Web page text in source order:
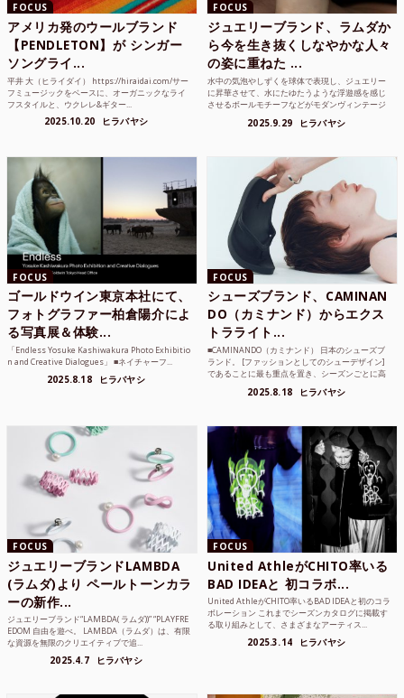
FOCUS
アメリカ発のウールブランド
【PENDLETON】が シンガー
ソングライ...
平井 大（ヒライダイ） https://hiraidai.com/サー
フミュージックをベースに、オーガニックなライ
フスタイルと、ウクレレ&ギター...
2025.10.20 ヒラバヤシ
FOCUS
ジュエリーブランド、ラムダか
ら今を生き抜くしなやかな人々
の姿に重ねた ...
水中の気泡やしずくを球体で表現し、ジュエリー
に昇華させて、水にたゆたうような浮遊感を感じ
させるボールモチーフなどがモダンヴィンテージ
2025.9.29 ヒラバヤシ
FOCUS
ゴールドウイン東京本社にて、
フォトグラファー柏倉陽介によ
る写真展＆体験...
「Endless Yosuke Kashiwakura Photo Exhibitio
n and Creative Dialogues」 ■ネイチャーフ...
2025.8.18 ヒラバヤシ
FOCUS
シューズブランド、CAMINAN
DO（カミナンド）からエクス
トラライト...
■CAMINANDO（カミナンド） 日本のシューズブ
ランド。 [ファッションとしてのシューデザイン]
であることに最も重点を置き、シーズンごとに高
2025.8.18 ヒラバヤシ
FOCUS
ジュエリーブランドLAMBDA
(ラムダ)より ペールトーンカラ
ーの新作...
ジュエリーブランド“LAMBDA( ラムダ))” “PLAYFRE
EDOM 自由を遊べ。 LAMBDA（ラムダ）は、有限
な資源を無限のクリエイティブで追...
2025.4.7 ヒラバヤシ
FOCUS
United AthleがCHITO率いる
BAD IDEAと 初コラボ...
United AthleがCHITO率いるBAD IDEAと初のコラ
ボレーション これまでシーズンカタログに掲載す
る取り組みとして、さまざまなアーティス...
2025.3.14 ヒラバヤシ